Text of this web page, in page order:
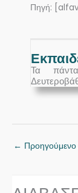
Πηγή:
Τα
←